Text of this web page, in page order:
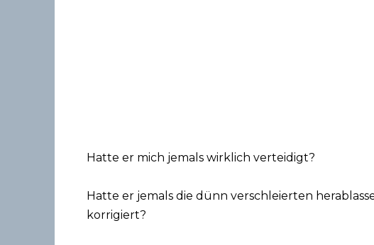
Hatte er mich jemals wirklich verteidigt?
Hatte er jemals die dünn verschleierten
korrigiert?